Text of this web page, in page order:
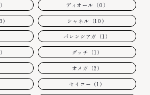
ディオール（0）
シャネル（10）
バレンシアガ（1）
グッチ（1）
オメガ（2）
セイコー（1）